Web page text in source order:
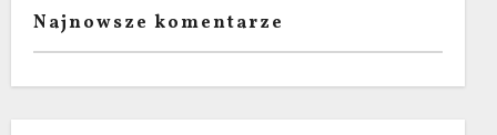
Najnowsze komentarze